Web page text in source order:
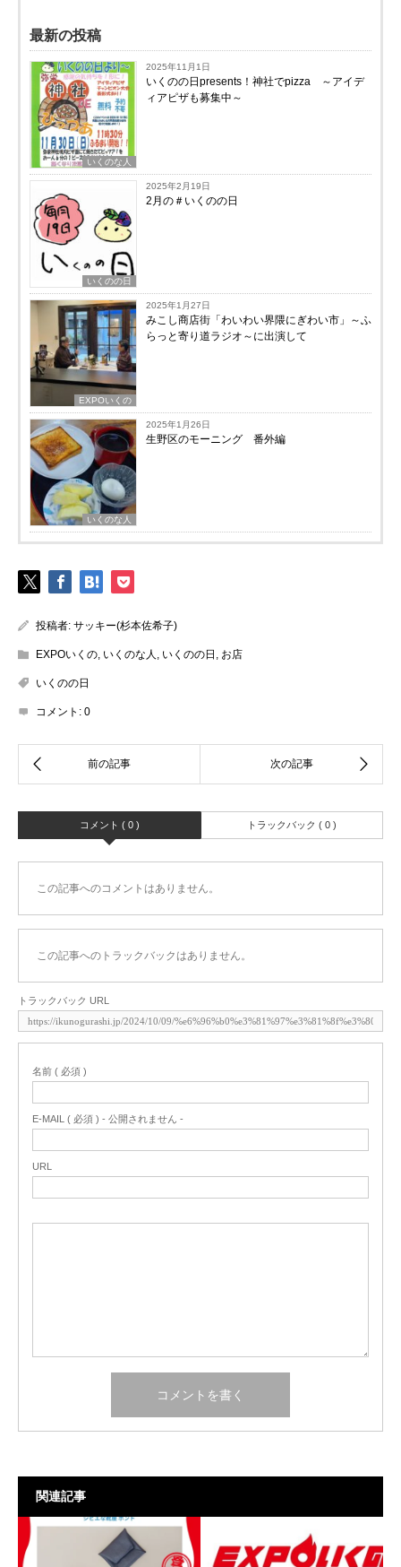
最新の投稿
いくのな人
2025年11月1日
いくのの日presents！神社でpizza ～アイデ
ィアピザも募集中～
いくのの日
2025年2月19日
2月の＃いくのの日
EXPOいくの
2025年1月27日
みこし商店街「わいわい界隈にぎわい市」～ふ
らっと寄り道ラジオ～に出演して
いくのな人
2025年1月26日
生野区のモーニング 番外編
投稿者: サッキー(杉本佐希子)
EXPOいくの いくのな人 いくのの日 お店
いくのの日
コメント: 0
コメント ( 0 ) トラックバック ( 0 )
この記事へのコメントはありません。
この記事へのトラックバックはありません。
トラックバック URL
名前 ( 必須 )
E-MAIL ( 必須 ) - 公開されません -
URL
関連記事